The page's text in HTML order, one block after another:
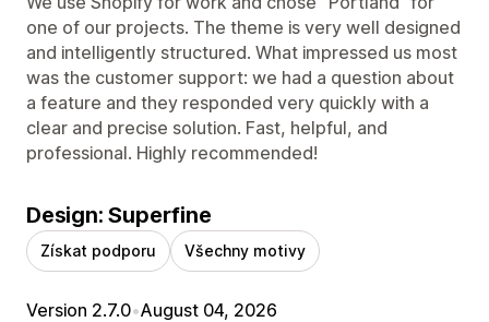
one of our projects. The theme is very well designed
and intelligently structured. What impressed us most
was the customer support: we had a question about
a feature and they responded very quickly with a
clear and precise solution. Fast, helpful, and
professional. Highly recommended!
Design: Superfine
Získat podporu Všechny motivy
Version 2.7.0•August 04, 2026